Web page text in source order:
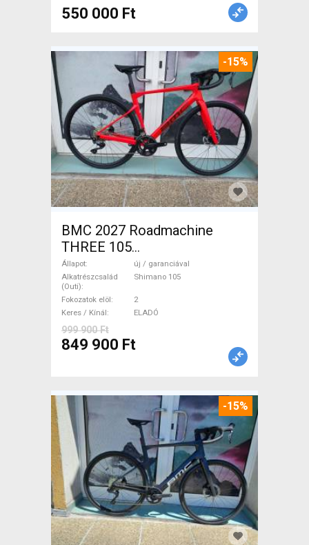
550 000 Ft
-15%
BMC 2027 Roadmachine
THREE 105
(47,51,54,56,58,61) Országúti
Shimano 105 tárcsafék új /
garanciával ELADÓ
Állapot
új / garanciával
Alkatrészcsalád
(Outi)
Shimano 105
Fokozatok elöl
2
Keres / Kínál
ELADÓ
999 900 Ft
849 900 Ft
-15%